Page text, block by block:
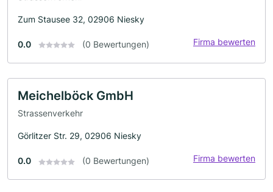
Zum Stausee 32, 02906 Niesky
0.0 (0 Bewertungen) Firma bewerten
Meichelböck GmbH
Strassenverkehr
Görlitzer Str. 29, 02906 Niesky
0.0 (0 Bewertungen) Firma bewerten